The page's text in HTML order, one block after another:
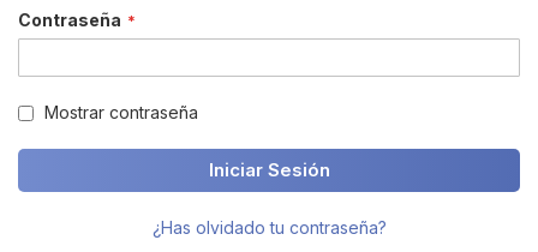
Contraseña
Mostrar contraseña
Iniciar Sesión
¿Has olvidado tu contraseña?